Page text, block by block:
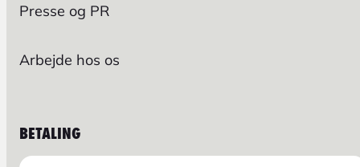
Presse og PR
Arbejde hos os
BETALING